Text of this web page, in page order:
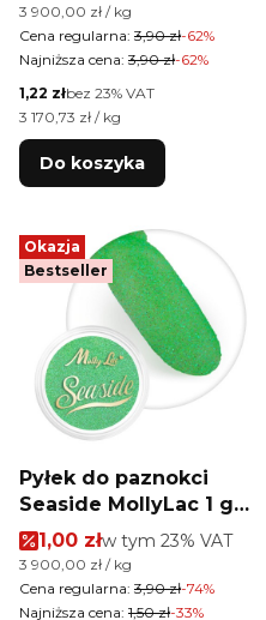
Cena jednostkowa brutto
3 900,00 zł / kg
Cena regularna: 3,90 zł-62%
Najniższa cena: 3,90 zł-62%
Cena netto
1,22 złbez 23% VAT
Cena jednostkowa netto
3 170,73 zł / kg
Do koszyka
Okazja
Bestseller
Pyłek do paznokci
Seaside MollyLac 1 g
Nr 5Cena promocyjna brutto
1,00 złw tym %s VAT
w tym 23% VAT
Cena jednostkowa brutto
3 900,00 zł / kg
Cena regularna: 3,90 zł-74%
Najniższa cena: 1,50 zł-33%